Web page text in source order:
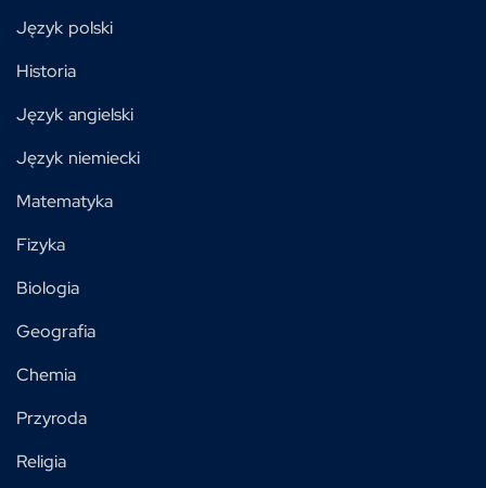
Język polski
Historia
Język angielski
Język niemiecki
Matematyka
Fizyka
Biologia
Geografia
Chemia
Przyroda
Religia